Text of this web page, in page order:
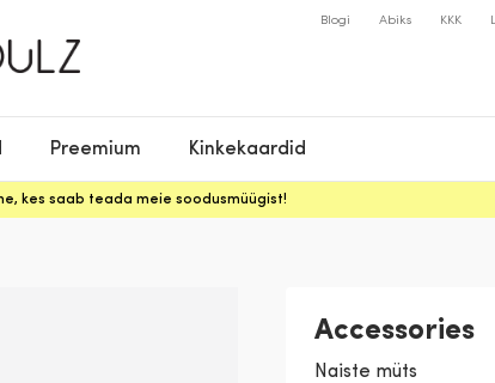
Blogi Abiks KKK
Preemium Kinkekaardid
kes saab teada meie soodusmüügist!
Accessories
Naiste müts